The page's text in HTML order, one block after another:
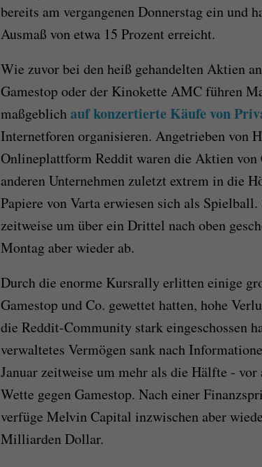
bereits am vergangenen Donnerstag ein und
Ausmaß von etwa 15 Prozent erreicht.
Wie zuvor bei den heiß gehandelten Aktien
Gamestop oder der Kinokette AMC führen
maßgeblichauf konzertierte Käufe von
Internetforen organisieren. Angetrieben von
Onlineplattform Reddit waren die Aktien
anderen Unternehmen zuletzt extrem in die
Papiere von Varta erwiesen sich als
zeitweise um über ein Drittel nach oben
Montag aber wieder ab.
Durch die enorme Kursrally erlitten einige
Gamestop und Co. gewettet hatten, hohe
die Reddit-Community stark eingeschossen
verwaltetes Vermögen sank nach
Januar zeitweise um mehr als die Hälfte -
Wette gegen Gamestop. Nach einer
verfüge Melvin Capital inzwischen aber
Milliarden Dollar.